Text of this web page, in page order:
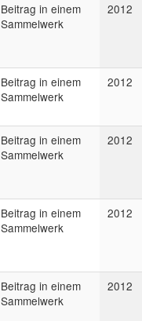
Beitrag in einem
Sammelwerk
2012
Beitrag in einem
Sammelwerk
2012
Beitrag in einem
Sammelwerk
2012
Beitrag in einem
Sammelwerk
2012
Beitrag in einem
Sammelwerk
2012